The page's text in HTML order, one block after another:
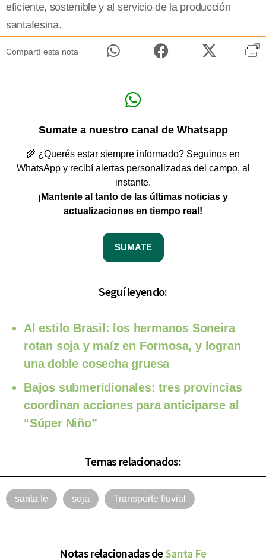
eficiente, sostenible y al servicio de la producción
santafesina.
Compartí esta nota
Sumate a nuestro canal de Whatsapp
🌾 ¿Querés estar siempre informado? Seguinos en
WhatsApp y recibí alertas personalizadas del campo, al
instante.
¡Mantente al tanto de las últimas noticias y
actualizaciones en tiempo real!
SUMATE
Seguí leyendo:
Al estilo Brasil: los hermanos Soneira
rotan soja y maíz en Formosa, y logran
una doble cosecha gruesa
Bajos submeridionales: tres provincias
coordinan acciones para anticiparse al
“Súper Niño”
Temas relacionados:
santa fe soja Transporte fluvial
Notas relacionadas deSanta Fe